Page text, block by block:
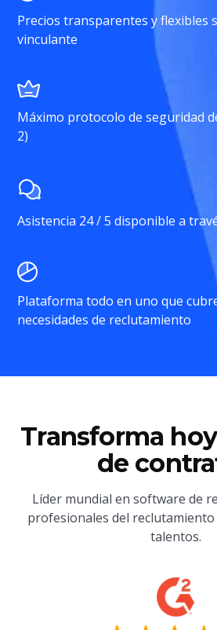
Precios transparentes y flexibles
vinculante
Máximo protocolo de seguridad
2)
Asistencia 24 / 5 disponible a
Plataforma todo en uno que
necesidades de reclutamiento
Transforma
de
Líder mundial en software de
profesionales del reclutamiento
talentos.